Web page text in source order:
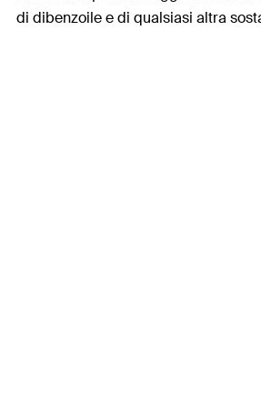
di dibenzoile e di qualsiasi altra